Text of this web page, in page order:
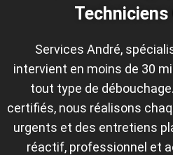
Services André,
intervient en moins de 30
tout type de
certifiés, nous réalisons
urgents et des entretiens
réactif, professionnel et